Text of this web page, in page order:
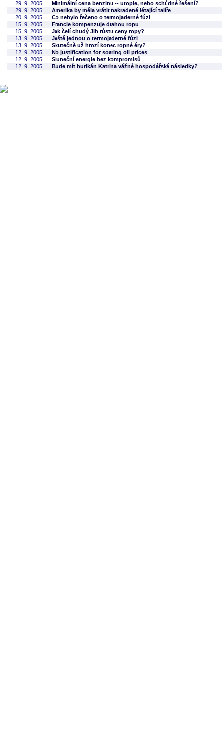
29. 9. 2005
Minimální cena benzinu -- utopie, nebo schůdné řešení?
29. 9. 2005
Amerika by měla vrátit nakradené létající talíře
20. 9. 2005
Co nebylo řečeno o termojaderné fúzi
15. 9. 2005
Francie kompenzuje drahou ropu
15. 9. 2005
Jak čelí chudý Jih růstu ceny ropy?
13. 9. 2005
Ještě jednou o termojaderné fúzi
13. 9. 2005
Skutečně už hrozí konec ropné éry?
12. 9. 2005
No justification for soaring oil prices
12. 9. 2005
Sluneční energie bez kompromisů
12. 9. 2005
Bude mít hurikán Katrina vážné hospodářské následky?